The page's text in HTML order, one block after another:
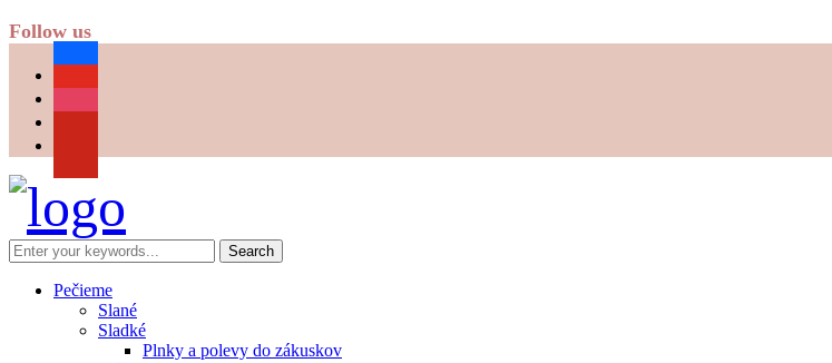
Follow us
Pečieme
Slané
Sladké
Plnky a polevy do zákuskov